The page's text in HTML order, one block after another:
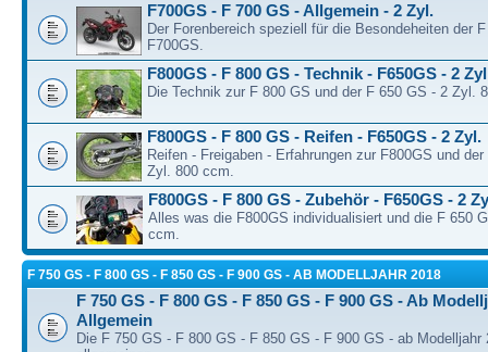
F700GS - F 700 GS - Allgemein - 2 Zyl.
Der Forenbereich speziell für die Besondeheiten der
F700GS.
F800GS - F 800 GS - Technik - F650GS - 2
Die Technik zur F 800 GS und der F 650 GS - 2 Zyl.
F800GS - F 800 GS - Reifen - F650GS - 2 Zyl.
Reifen - Freigaben - Erfahrungen zur F800GS und
Zyl. 800 ccm.
F800GS - F 800 GS - Zubehör - F650GS - 2
Alles was die F800GS individualisiert und die F 650
ccm.
F 750 GS - F 800 GS - F 850 GS - F 900 GS - AB MODELLJAHR 2018
F 750 GS - F 800 GS - F 850 GS - F 900 GS - Ab
Allgemein
Die F 750 GS - F 800 GS - F 850 GS - F 900 GS - ab Modelljahr